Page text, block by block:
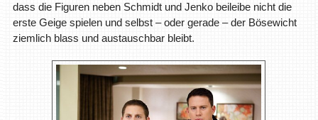
dass die Figuren neben Schmidt und Jenko beileibe nicht die
erste Geige spielen und selbst – oder gerade – der Bösewicht
ziemlich blass und austauschbar bleibt.